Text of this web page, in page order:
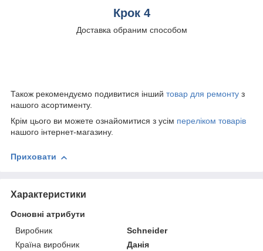
Крок 4
Доставка обраним способом
Також рекомендуємо подивитися інший товар для ремонту з
нашого асортименту.
Крім цього ви можете ознайомитися з усім переліком товарів
нашого інтернет-магазину.
Приховати
Характеристики
Основні атрибути
Виробник
Schneider
Країна виробник
Данія